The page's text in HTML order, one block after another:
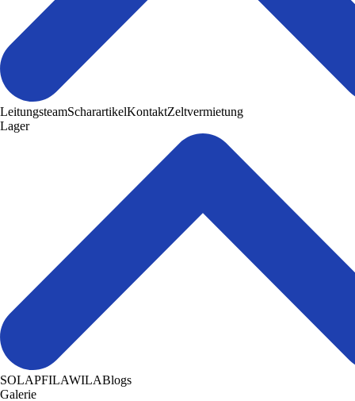
LeitungsteamScharartikelKontaktZeltvermietung
Lager
SOLAPFILAWILABlogs
Galerie